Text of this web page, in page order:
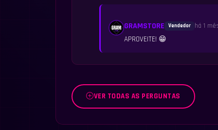
GRAMSTORE Vendedor há 1
APROVEITE! 😁
VER TODAS AS PERGUNTAS